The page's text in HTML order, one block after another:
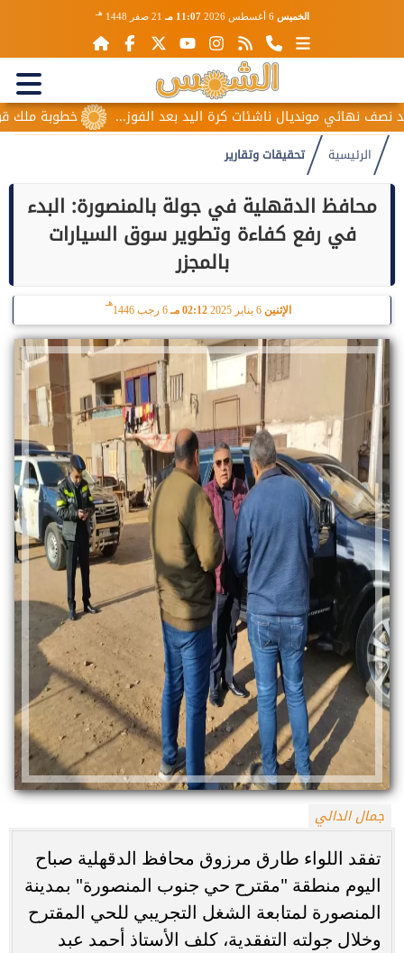
الخميس 6 أغسطس 2026 11:07 مـ 21 صفر 1448 هـ
خطوبة ملك قورة ناشئات كرة اليد بعد الفوز...
الرئيسية تحقيقات وتقارير
محافظ الدقهلية في جولة بالمنصورة: البدء
في رفع كفاءة وتطوير سوق السيارات
بالمجزر
الإثنين 02:12 مـ 6 رجب 1446
هـ
جمال الدالي
تفقد اللواء طارق مرزوق محافظ الدقهلية صباح
اليوم منطقة "مقترح حي جنوب المنصورة" بمدينة
المنصورة لمتابعة الشغل التجريبي للحي المقترح
وخلال جولته التفقدية، كلف الأستاذ أحمد عبد